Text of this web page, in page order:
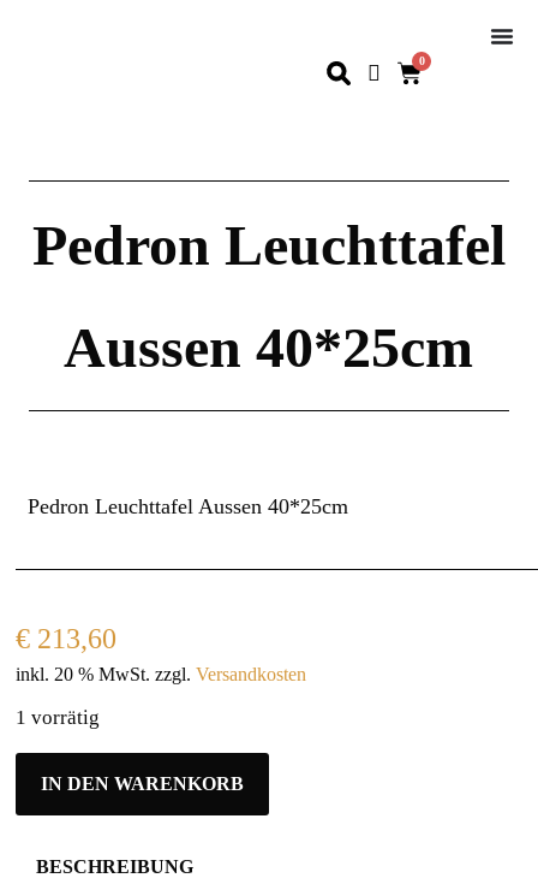
0
Pedron Leuchttafel
Aussen 40*25cm
Pedron Leuchttafel Aussen 40*25cm
€ 213,60
inkl. 20 % MwSt. zzgl.Versandkosten
1 vorrätig
IN DEN WARENKORB
BESCHREIBUNG